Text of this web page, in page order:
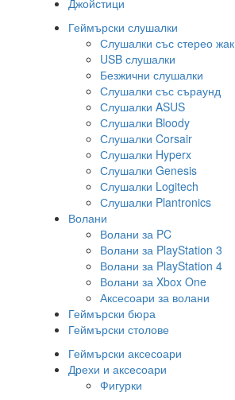
Джойстици
Геймърски слушалки
Слушалки със стерео жак
USB слушалки
Безжични слушалки
Слушалки със съраунд
Слушалки ASUS
Слушалки Bloody
Слушалки Corsair
Слушалки Hyperx
Слушалки Genesis
Слушалки Logitech
Слушалки Plantronics
Волани
Волани за PC
Волани за PlayStation 3
Волани за PlayStation 4
Волани за Xbox One
Аксесоари за волани
Геймърски бюра
Геймърски столове
Геймърски аксесоари
Дрехи и аксесоари
Фигурки